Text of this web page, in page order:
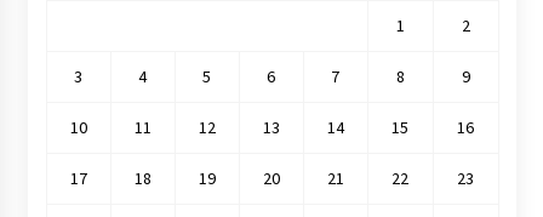
1
2
3 4 5 6 7 8 9
10 11 12 13 14 15 16
17 18 19 20 21 22 23